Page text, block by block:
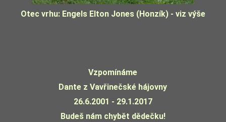
Otec vrhu: Engels Elton Jones (Honzík) - viz výše
Vzpomínáme
Dante z Vavřinečské hájovny
26.6.2001 - 29.1.2017
Budeš nám chybět dědečku!